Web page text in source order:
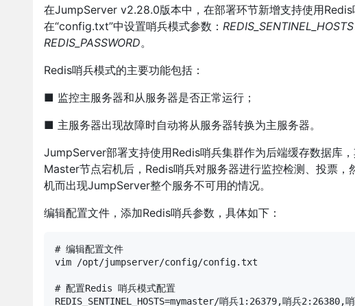
在JumpServer v2.28.0版本中，在部署环节新增支持使用
在“config.txt”中设置哨兵模式参数：
REDIS_PASSWORD。
Redis哨兵模式的主要功能包括：
■ 监控主服务器和从服务器是否正常运行；
■ 主服务器出现故障时自动将从服务器转换为主服务器。
JumpServer部署支持使用Redis哨兵集群作为后端缓存数据库
Master节点宕机后，Redis哨兵对服务器进行监控检测、投票
机而出现JumpServer整个服务不可用的情况。
编辑配置文件，添加Redis哨兵参数，具体如下：
# 编辑配置文件
vim /opt/jumpserver/config/config.txt
# 配置Redis 哨兵模式配置
REDIS_SENTINEL_HOSTS=mymaster/哨兵1:26379,哨兵2:26380,